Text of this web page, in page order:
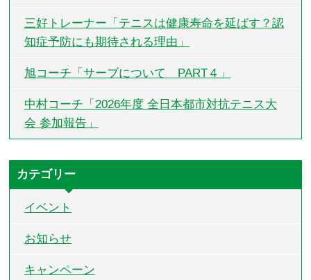
三好トレーナー「テニスは健康寿命を延ばす？認
知症予防にも期待される理由」
旭コーチ「サーブについて PART４」
中村コーチ「2026年度 全日本都市対抗テニス大
会 参加報告」
カテゴリー
イベント
お知らせ
キャンペーン